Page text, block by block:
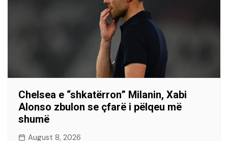
Chelsea e “shkatërron” Milanin, Xabi
Alonso zbulon se çfarë i pëlqeu më
shumë
August 8, 2026